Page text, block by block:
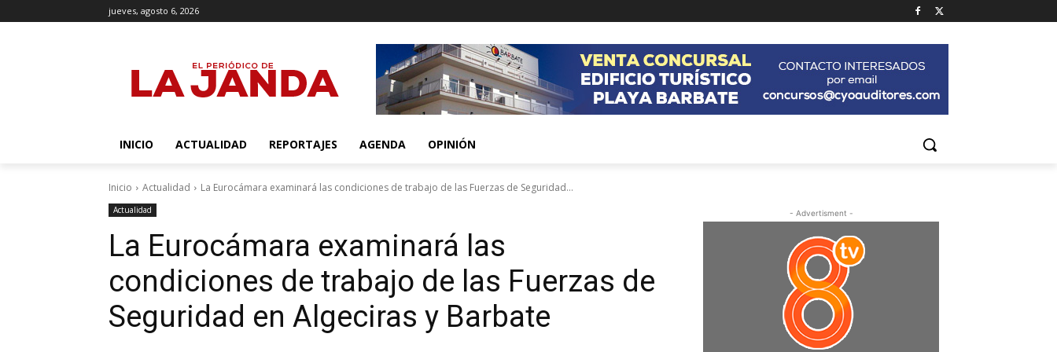
jueves, agosto 6, 2026
INICIO ACTUALIDAD REPORTAJES AGENDA OPINIÓN
Inicio Actualidad La Eurocámara examinará las condiciones de trabajo de las Fuerzas de Seguridad...
Actualidad
La Eurocámara examinará las
condiciones de trabajo de las Fuerzas de
Seguridad en Algeciras y Barbate
- Advertisment -